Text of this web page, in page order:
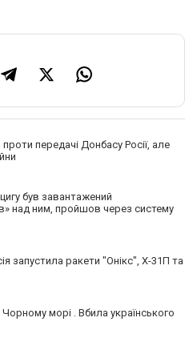
передачі Донбасу Росії, але
був завантажений
над ним, пройшов через систему
запустила ракети "Онікс", Х-31П та
морі . Вбила українського